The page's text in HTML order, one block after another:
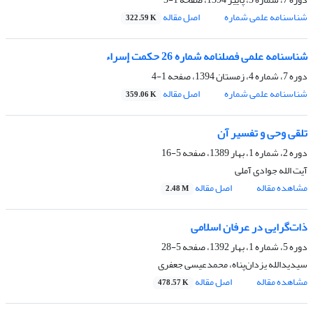
شناسنامه علمی شماره
اصل مقاله 322.59 K
شناسنامه علمی فصلنامه شماره 26 حکمت إسراء
دوره 7، شماره 4، زمستان 1394، صفحه
1-4
شناسنامه علمی شماره
اصل مقاله 359.06 K
تلقی وحی و تفسیر آن
دوره 2، شماره 1، بهار 1389، صفحه
5-16
آیت الله جوادی آملی
مشاهده مقاله
اصل مقاله 2.48 M
ذات‌‌‌گرایی در عرفان اسلامی
دوره 5، شماره 1، بهار 1392، صفحه
5-28
سیدیدالله یزدان‌پناه، محمدعیسی جعفری
مشاهده مقاله
اصل مقاله 478.57 K